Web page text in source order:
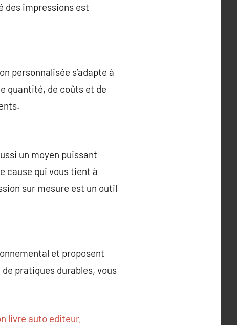
des impressions est
personnalisée s’adapte à
quantité, de coûts et de
un moyen puissant
cause qui vous tient à
sur mesure est un outil
et proposent
de pratiques durables, vous
livre auto editeur,